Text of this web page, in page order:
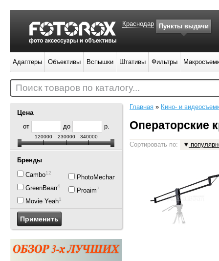
Цена
от до р.
120000 230000 340000
Бренды
Cambo12
GreenBean4
Movie Yeah1
PhotoMechanics
Proaim7
Главная » Кино- и
Операторские
Сортировать по:
Краснодар Пункты выдачи
Адаптеры Объективы Вспышки Штативы Фильтры
Поиск товаров по каталогу...